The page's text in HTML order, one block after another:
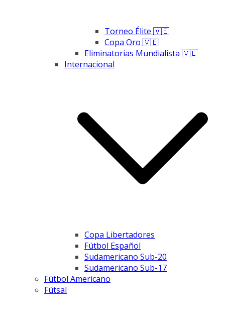
Torneo Élite 🇻🇪
Copa Oro 🇻🇪
Eliminatorias Mundialista 🇻🇪
Internacional
Copa Libertadores
Fútbol Español
Sudamericano Sub-20
Sudamericano Sub-17
Fútbol Americano
Fútsal